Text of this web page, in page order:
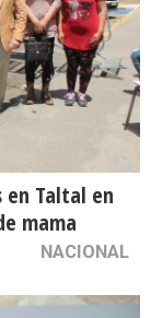
Taltal en
mama
NACIONAL